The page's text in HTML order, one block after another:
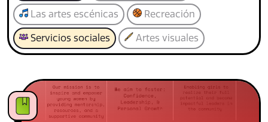
Las artes escénicas Recreación
Servicios sociales Artes visuales